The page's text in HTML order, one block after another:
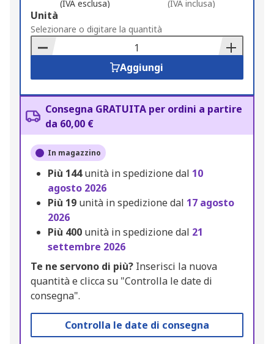
(IVA esclusa) (IVA inclusa)
Add
to
Basket
Unità
Selezionare o digitare la quantità
Aggiungi
Consegna GRATUITA per ordini a partire
da 60,00 €
In magazzino
Più 144unità in spedizione dal 10
agosto 2026
Più 19 unità in spedizione dal 17 agosto
2026
Più 400 unità in spedizione dal 21
settembre 2026
Te ne servono di più? Inserisci la nuova
quantità e clicca su "Controlla le date di
consegna".
Controlla le date di consegna